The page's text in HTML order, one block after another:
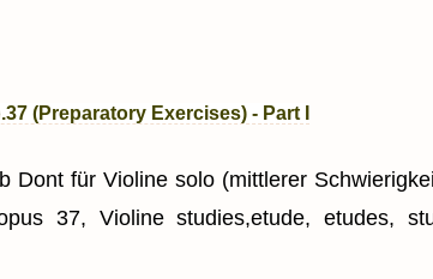
(Preparatory Exercises) - Part I
Dont für Violine solo (mittlerer
37, Violine studies,etude, etudes,